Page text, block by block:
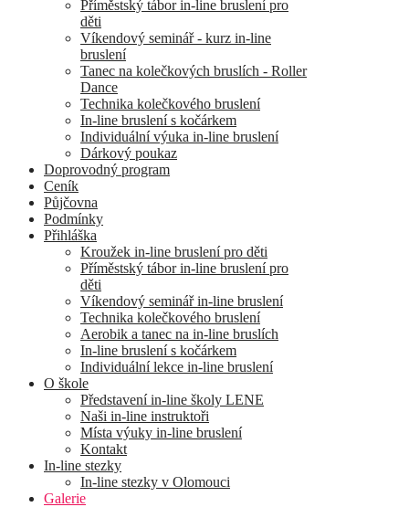
Příměstský tábor in-line bruslení pro
děti
Víkendový seminář - kurz in-line
bruslení
Tanec na kolečkových bruslích - Roller
Dance
Technika kolečkového bruslení
In-line bruslení s kočárkem
Individuální výuka in-line bruslení
Dárkový poukaz
Doprovodný program
Ceník
Půjčovna
Podmínky
Přihláška
Kroužek in-line bruslení pro děti
Příměstský tábor in-line bruslení pro
děti
Víkendový seminář in-line bruslení
Technika kolečkového bruslení
Aerobik a tanec na in-line bruslích
In-line bruslení s kočárkem
Individuální lekce in-line bruslení
O škole
Představení in-line školy LENE
Naši in-line instruktoři
Místa výuky in-line bruslení
Kontakt
In-line stezky
In-line stezky v Olomouci
Galerie